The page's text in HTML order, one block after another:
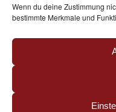
Wenn du deine Zustimmung
bestimmte Merkmale und